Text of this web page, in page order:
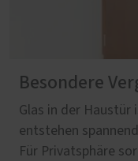
Besondere
Glas in der
entstehen
Für Privatsphäre